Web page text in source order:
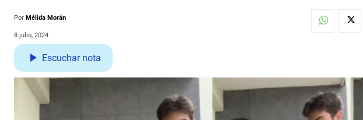
Por Mélida Morán
8 julio, 2024
Escuchar nota